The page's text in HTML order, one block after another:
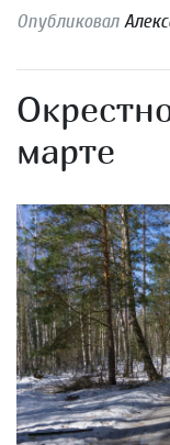
Опубликовал
марте